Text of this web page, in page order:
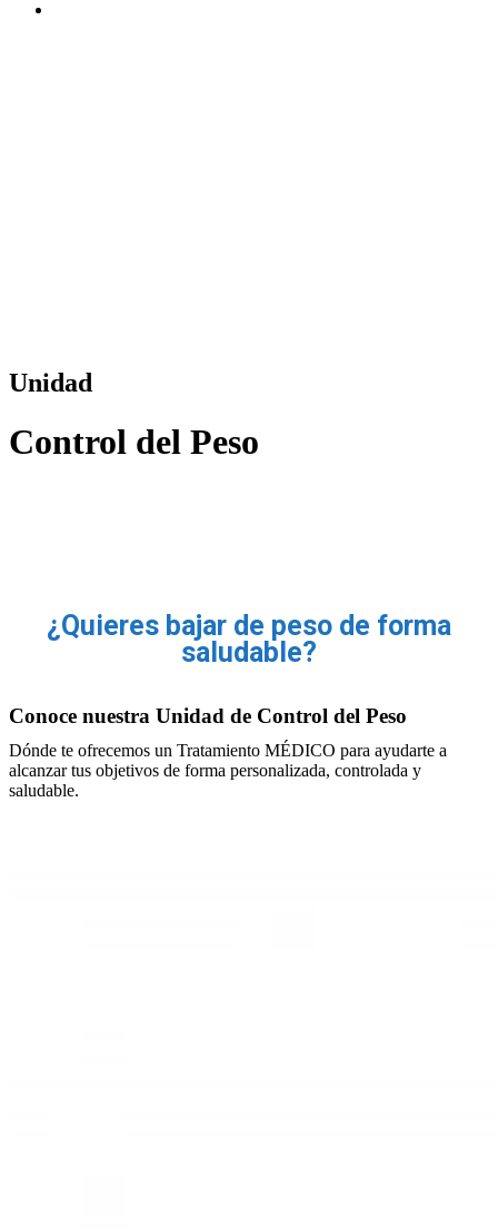
Unidad
Control del Peso
¿Quieres bajar de peso de forma
saludable?
Conoce nuestra Unidad de Control del Peso
Dónde te ofrecemos un Tratamiento MÉDICO para ayudarte a
alcanzar tus objetivos de forma personalizada, controlada y
saludable.